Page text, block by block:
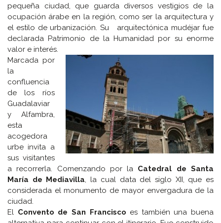
pequeña ciudad, que guarda diversos vestigios de la
ocupación árabe en la región, como ser la arquitectura y
el estilo de urbanización. Su arquitectónica mudéjar fue
declarada Patrimonio de la Humanidad por su enorme
valor e interés.
Marcada por
la
confluencia
de los ríos
Guadalaviar
y Alfambra,
esta
acogedora
urbe invita a
sus visitantes
a recorrerla. Comenzando por la Catedral de Santa
María de Mediavilla , la cual data del siglo XII, que es
considerada el monumento de mayor envergadura de la
ciudad.
El Convento de San Francisco es también una buena